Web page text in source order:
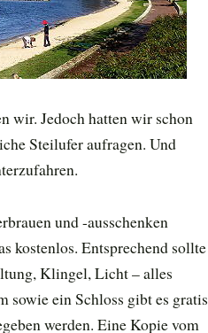
wir. Jedoch hatten wir schon
Steilufer aufragen. Und
und -ausschenken
kostenlos. Entsprechend sollte
Klingel, Licht – alles
sowie ein Schloss gibt es gratis
werden. Eine Kopie vom